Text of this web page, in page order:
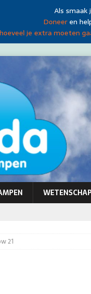
Als smaak
Doneeren
je extra moeten
WETENSCHAP
21